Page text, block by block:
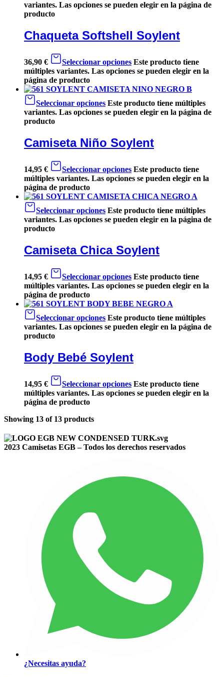
variantes. Las opciones se pueden elegir en la página de
producto
Chaqueta Softshell Soylent
36,90 € Seleccionar opciones Este producto tiene
múltiples variantes. Las opciones se pueden elegir en la
página de producto
Seleccionar opciones Este producto tiene múltiples
variantes. Las opciones se pueden elegir en la página de
producto
Camiseta Niño Soylent
14,95 € Seleccionar opciones Este producto tiene
múltiples variantes. Las opciones se pueden elegir en la
página de producto
Seleccionar opciones Este producto tiene múltiples
variantes. Las opciones se pueden elegir en la página de
producto
Camiseta Chica Soylent
14,95 € Seleccionar opciones Este producto tiene
múltiples variantes. Las opciones se pueden elegir en la
página de producto
Seleccionar opciones Este producto tiene múltiples
variantes. Las opciones se pueden elegir en la página de
producto
Body Bebé Soylent
14,95 € Seleccionar opciones Este producto tiene
múltiples variantes. Las opciones se pueden elegir en la
página de producto
Showing 13 of 13 products
2023 Camisetas EGB – Todos los derechos reservados
¿Necesitas ayuda?